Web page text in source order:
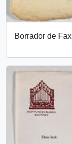
Borrador de Fax